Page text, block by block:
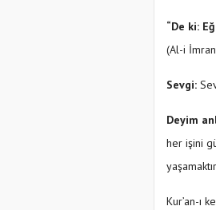
“De ki:
(Al-i
Sevgi:
Deyim
her işini
Kur’an-ı